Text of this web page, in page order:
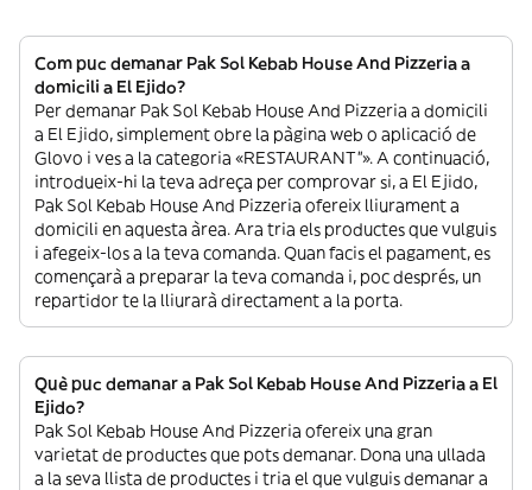
Com puc demanar Pak Sol Kebab House And Pizzeria a
domicili a El Ejido?
Per demanar Pak Sol Kebab House And Pizzeria a domicili
a El Ejido, simplement obre la pàgina web o aplicació de
Glovo i ves a la categoria «RESTAURANT”». A continuació,
introdueix-hi la teva adreça per comprovar si, a El Ejido,
Pak Sol Kebab House And Pizzeria ofereix lliurament a
domicili en aquesta àrea. Ara tria els productes que vulguis
i afegeix-los a la teva comanda. Quan facis el pagament, es
començarà a preparar la teva comanda i, poc després, un
repartidor te la lliurarà directament a la porta.
Què puc demanar a Pak Sol Kebab House And Pizzeria a El
Ejido?
Pak Sol Kebab House And Pizzeria ofereix una gran
varietat de productes que pots demanar. Dona una ullada
a la seva llista de productes i tria el que vulguis demanar a